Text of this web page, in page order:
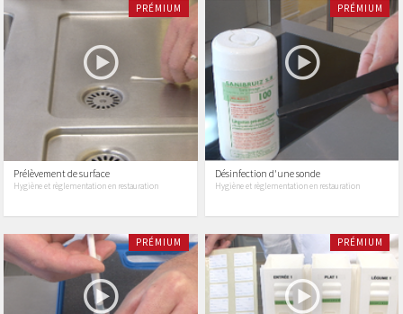
PRÉMIUM
Prélèvement de surface
Hygiène et règlementation en restauration
PRÉMIUM
Désinfection d'une sonde
Hygiène et règlementation en restauration
PRÉMIUM PRÉMIUM